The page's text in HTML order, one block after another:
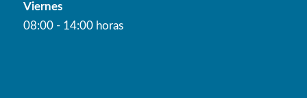
Viernes
08:00 - 14:00 horas